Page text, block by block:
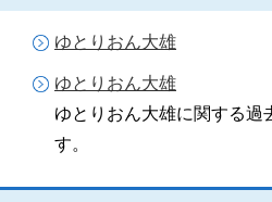
ゆとりおん大雄
ゆとりおん大雄
ゆとりおん大雄に関する過
す。